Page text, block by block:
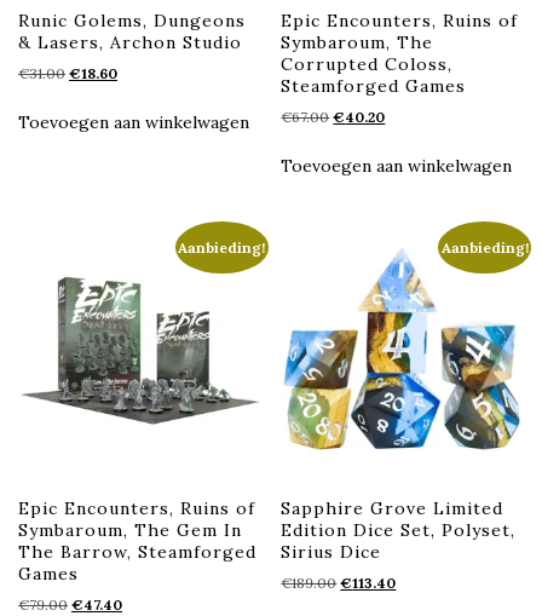
Runic Golems, Dungeons
& Lasers, Archon Studio
€31.00 Oorspronkelijke
was:
€18.60Huidige
is:
Toevoegen aan winkelwagen
Epic Encounters, Ruins of
Symbaroum, The
Corrupted Coloss,
Steamforged Games
€67.00Oorspronkelijke
was:
€40.20Huidige
is:
Toevoegen aan winkelwagen
Aanbieding!
Epic Encounters, Ruins of
Symbaroum, The Gem In
The Barrow, Steamforged
Games
€79.00 Oorspronkelijke
€47.40Huidige
Aanbieding!
Sapphire Grove Limited
Edition Dice Set, Polyset,
Sirius Dice
€189.00Oorspronkelijke
€113.40Huidige